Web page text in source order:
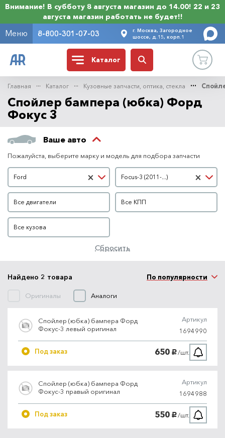
Внимание! В субботу 8 августа магазин до 14.00! 22 и 23
августа магазин работать не будет!!
Меню 8-800-301-07-03
г. Москва, Загородное
шоссе, д.15, корп.1
Каталог
Главная Каталог Кузовные запчасти, оптика, стекла
Спойлер бампера (юбка) Форд
Фокус 3
Ваше авто
Пожалуйста, выберите марку и модель для подбора запчасти
Марка автомобиля
×
Ford
Модель автомобиля
×
Focus-3 (2011-...)
Двигатель
Все двигатели
КПП
Все КПП
Кузов
Все кузова
Сбросить
Найдено 2 товара
Оригиналы Аналоги
По популярности
Спойлер (юбка) бампера Форд
Фокус-3 левый оригинал
Артикул
1694990
Под заказ 650 руб./шт.
Спойлер (юбка) бампера Форд
Фокус-3 правый оригинал
Артикул
1694988
Под заказ 550 руб./шт.